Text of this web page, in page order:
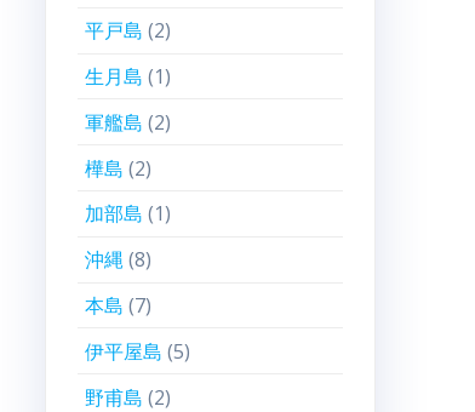
平戸島 (2)
生月島 (1)
軍艦島 (2)
樺島 (2)
加部島 (1)
沖縄(8)
本島 (7)
伊平屋島 (5)
野甫島 (2)